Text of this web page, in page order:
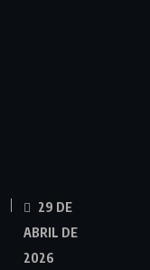
29 DE
ABRIL DE
2026